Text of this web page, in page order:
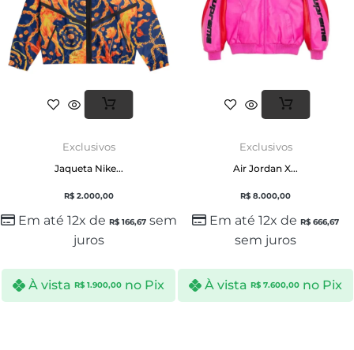
Exclusivos
Jaqueta Nike...
R$2.000,00
Em até 12x de R$166,67sem
juros
À vista R$ 1.900,00 no Pix
Exclusivos
Air Jordan X...
R$ 8.000,00
Em até 12x de R$ 666,67
sem juros
À vista R$ 7.600,00 no Pix